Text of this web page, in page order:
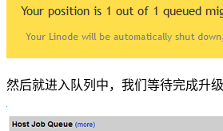
然后就进入队列中，我们等待完成升级